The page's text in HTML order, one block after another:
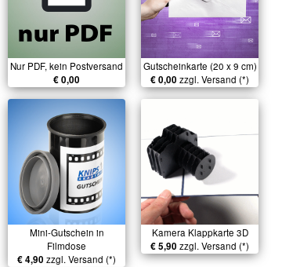
Nur PDF, kein Postversand
€ 0,00
Gutscheinkarte (20 x 9 cm)
€ 0,00 zzgl. Versand (*)
Mini-Gutschein in
Filmdose
€ 4,90 zzgl. Versand (*)
Kamera Klappkarte 3D
€ 5,90 zzgl. Versand (*)